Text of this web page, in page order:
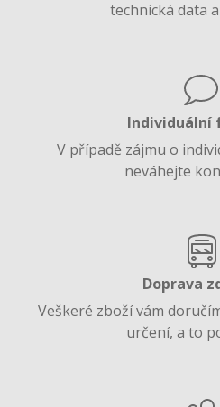
technická data
Individuální
V případě zájmu o
neváhejte
Doprava
Veškeré zboží vám
určení, a to